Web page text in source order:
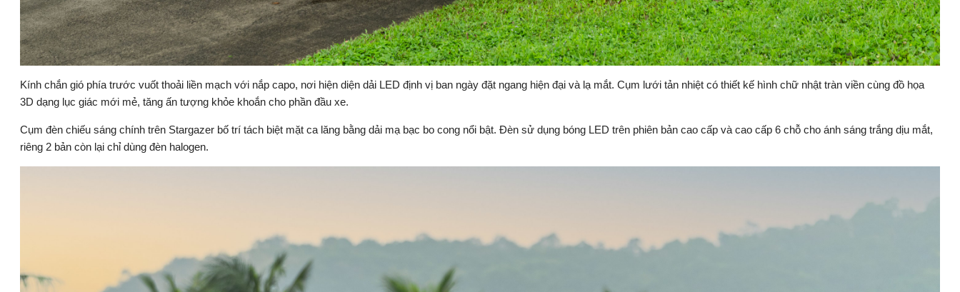
Kính chắn gió phía trước vuốt thoải liền mạch với nắp capo, nơi hiện diện dải LED định vị ban ngày đặt ngang hiện đại và lạ mắt. Cụm lưới tản nhiệt có thiết kế hình chữ nhật tràn viền cùng đồ họa
3D dạng lục giác mới mẻ, tăng ấn tượng khỏe khoắn cho phần đầu xe.
Cụm đèn chiếu sáng chính trên Stargazer bố trí tách biệt mặt ca lăng bằng dải mạ bạc bo cong nổi bật. Đèn sử dụng bóng LED trên phiên bản cao cấp và cao cấp 6 chỗ cho ánh sáng trắng dịu mắt,
riêng 2 bản còn lại chỉ dùng đèn halogen.